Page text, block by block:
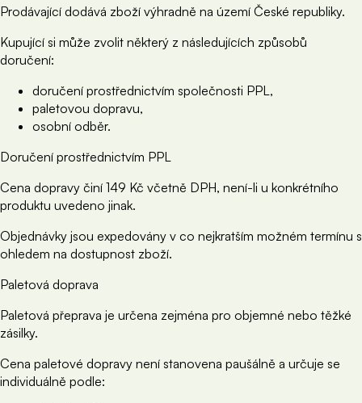
Prodávající dodává zboží výhradně na území České republiky.
Kupující si může zvolit některý z následujících způsobů
doručení:
doručení prostřednictvím společnosti PPL,
paletovou dopravu,
osobní odběr.
Doručení prostřednictvím PPL
Cena dopravy činí 149 Kč včetně DPH, není-li u konkrétního
produktu uvedeno jinak.
Objednávky jsou expedovány v co nejkratším možném termínu s
ohledem na dostupnost zboží.
Paletová doprava
Paletová přeprava je určena zejména pro objemné nebo těžké
zásilky.
Cena paletové dopravy není stanovena paušálně a určuje se
individuálně podle: